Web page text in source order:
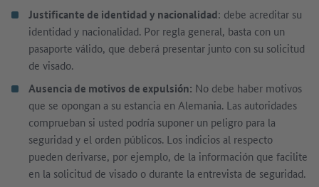
Justificante de identidad y nacionalidad: debe acreditar su
identidad y nacionalidad. Por regla general, basta con un
pasaporte válido, que deberá presentar junto con su solicitud
de visado.
Ausencia de motivos de expulsión: No debe haber motivos
que se opongan a su estancia en Alemania. Las autoridades
comprueban si usted podría suponer un peligro para la
seguridad y el orden públicos. Los indicios al respecto
pueden derivarse, por ejemplo, de la información que facilite
en la solicitud de visado o durante la entrevista de seguridad.